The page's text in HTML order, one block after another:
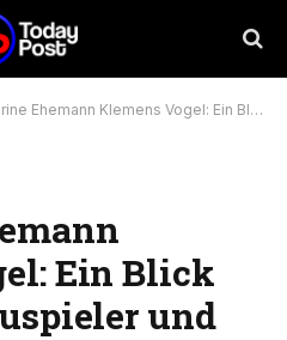
Klemens Vogel: Ein Blick auf den Schauspieler und sein Leben
Ein Blick
und